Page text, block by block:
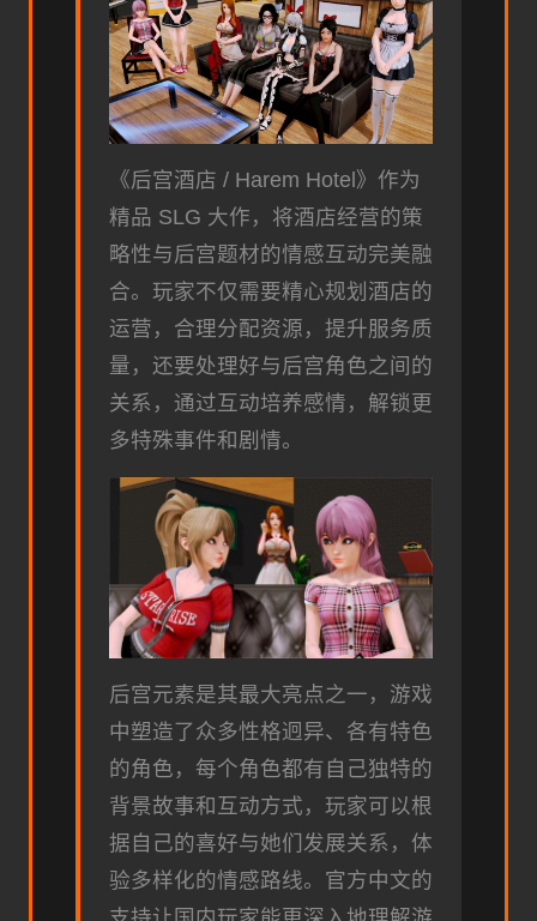
《后宫酒店 / Harem Hotel》作为
精品 SLG 大作，将酒店经营的策
略性与后宫题材的情感互动完美融
合。玩家不仅需要精心规划酒店的
运营，合理分配资源，提升服务质
量，还要处理好与后宫角色之间的
关系，通过互动培养感情，解锁更
多特殊事件和剧情。
后宫元素是其最大亮点之一，游戏
中塑造了众多性格迥异、各有特色
的角色，每个角色都有自己独特的
背景故事和互动方式，玩家可以根
据自己的喜好与她们发展关系，体
验多样化的情感路线。官方中文的